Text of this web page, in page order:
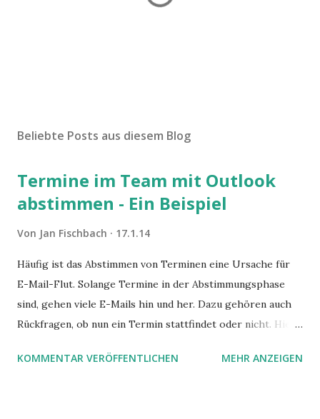
m
n
a
v
e
ö
f
f
n
Beliebte Posts aus diesem Blog
Termine im Team mit Outlook
abstimmen - Ein Beispiel
Von Jan Fischbach 17.1.14
Häufig ist das Abstimmen von Terminen eine Ursache für
E-Mail-Flut. Solange Termine in der Abstimmungsphase
sind, gehen viele E-Mails hin und her. Dazu gehören auch
Rückfragen, ob nun ein Termin stattfindet oder nicht. Hier
Hilfe von Outlook.
KOMMENTAR VERÖFFENTLICHEN MEHR ANZEIGEN